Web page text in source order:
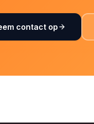
contact op